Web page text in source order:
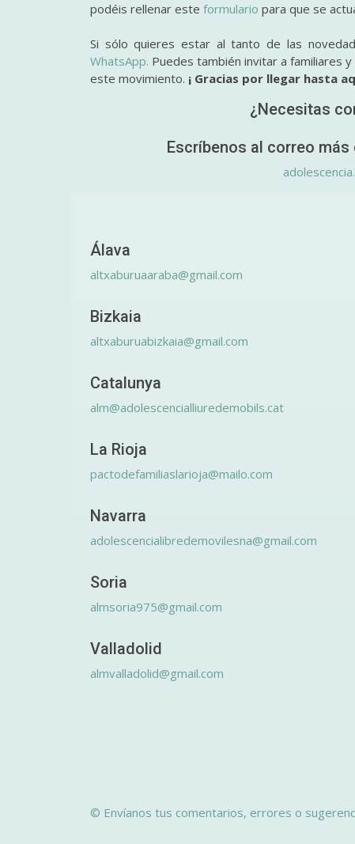
podéis rellenar este formulario para que se
Si sólo quieres estar al tanto de las
WhatsApp. Puedes también invitar a familiares
este movimiento. ¡ Gracias por llegar hasta
¿Necesitas
Escríbenos al correo
Álava
altxaburuaaraba@gmail.com
Bizkaia
altxaburuabizkaia@gmail.com
Catalunya
alm@adolescencialliuredemobils.cat
La Rioja
pactodefamiliaslarioja@mailo.com
Navarra
adolescencialibredemovilesna@gmail.com
Soria
almsoria975@gmail.com
Valladolid
almvalladolid@gmail.com
© Envíanos tus comentarios, errores o